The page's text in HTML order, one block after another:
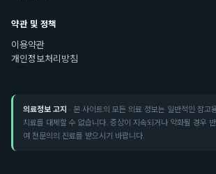
약관 및 정책
이용약관
개인정보처리방침
의료정보 고지 · 본 사이트의 모든 의료 정보는 일반적인 참고
치료를 대체할 수 없습니다. 증상이 지속되거나 악화될 경우
여 전문의의 진료를 받으시기 바랍니다.